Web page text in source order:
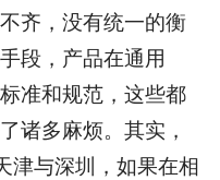
齐，没有统一的衡
段，产品在通用
准和规范，这些都
诸多麻烦。其实，
津与深圳，如果在相